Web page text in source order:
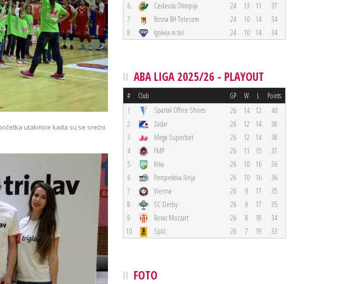
utakmice kada su se srećni
6
Cedevita Olimpija 24 13 11
37
7
Bosna BH Telecom 24 10 14
34
8
Igokea m:tel 24 10 14 34
ABA LIGA 2025/26 - PLAYOUT
# Club GP W L Points
1 Spartak Office Shoes 26 14 12
40
2
Zadar 26 12 14
38
3
Mega Superbet 26 12 14
38
4
FMP 26 11 15
37
5
Krka 26 10 16
36
6
Perspektiva Ilirija 26 10 16
36
7
Vienna 26 9 17
35
8
SC Derby 26 9 17
35
9
Borac Mozzart 26 8 18
34
10
Split 26 7 19 33
FOTO